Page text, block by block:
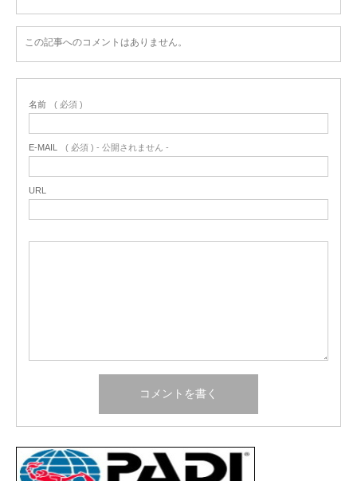
この記事へのコメントはありません。
名前 ( 必須 )
E-MAIL ( 必須 ) - 公開されません -
URL